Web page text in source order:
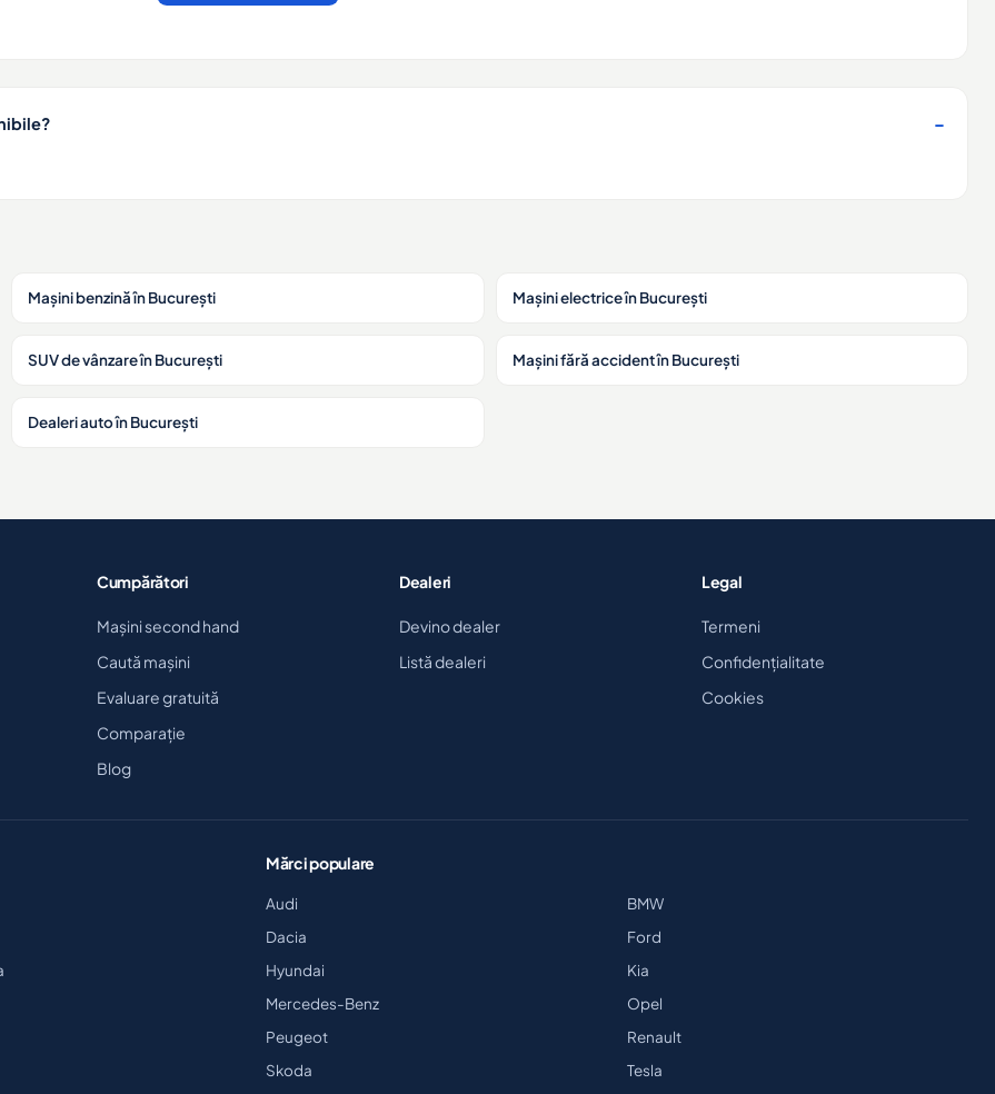
Mașini benzină în București Mașini electrice în București
SUV de vânzare în București Mașini fără accident în București
Dealeri auto în București
Cumpărători
Mașini second hand
Caută mașini
Evaluare gratuită
Comparație
Blog
Dealeri
Devino dealer
Listă dealeri
Legal
Termeni
Confidențialitate
Cookies
Mărci populare
Audi
BMW
Dacia
Ford
Hyundai
Kia
Mercedes-Benz
Opel
Peugeot
Renault
Skoda
Tesla